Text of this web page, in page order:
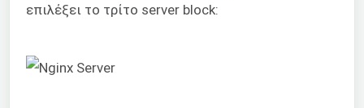
επιλέξει το τρίτο server block: